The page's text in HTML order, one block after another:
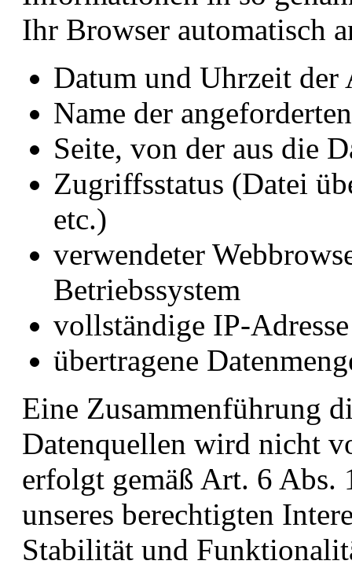
Ihr Browser automatisch
Datum und Uhrzeit der
Name der
Seite, von der aus die
Zugriffsstatus (Datei
etc.)
verwendeter
Betriebssystem
vollständige IP-
übertragene
Eine Zusammenführung
Datenquellen wird nicht
erfolgt gemäß Art. 6
unseres berechtigten
Stabilität und